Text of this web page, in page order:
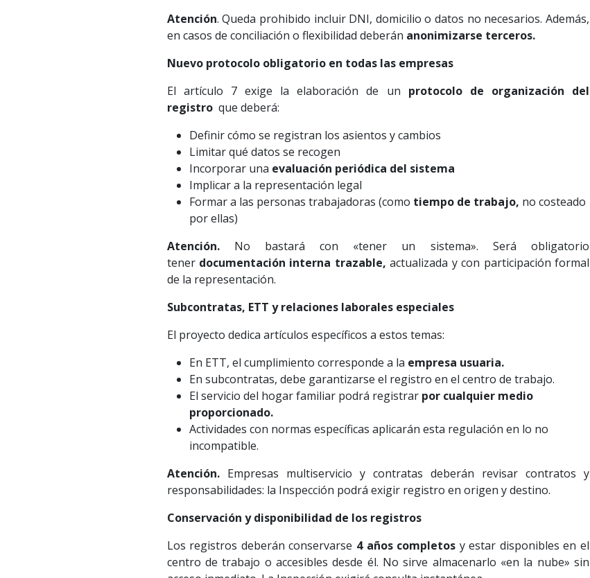
Atención. Queda prohibido incluir DNI, domicilio o datos no necesarios. Además,
en casos de conciliación o flexibilidad deberán anonimizarse terceros.
Nuevo protocolo obligatorio en todas las empresas
El artículo 7 exige la elaboración de un protocolo de organización del
registroque deberá:
Definir cómo se registran los asientos y cambios
Limitar qué datos se recogen
Incorporar una evaluación periódica del sistema
Implicar a la representación legal
Formar a las personas trabajadoras (como tiempo de trabajo, no costeado
por ellas)
Atención. No bastará con «tener un sistema». Será obligatorio
tener documentación interna trazable,actualizada y con participación formal
de la representación.
Subcontratas, ETT y relaciones laborales especiales
El proyecto dedica artículos específicos a estos temas:
En ETT, el cumplimiento corresponde a la empresa usuaria.
En subcontratas, debe garantizarse el registro en el centro de trabajo.
El servicio del hogar familiar podrá registrar por cualquier medio
proporcionado.
Actividades con normas específicas aplicarán esta regulación en lo no
incompatible.
Atención.Empresas multiservicio y contratas deberán revisar contratos y
responsabilidades: la Inspección podrá exigir registro en origen y destino.
Conservación y disponibilidad de los registros
Los registros deberán conservarse 4 años completos y estar disponibles en el
centro de trabajo o accesibles desde él. No sirve almacenarlo «en la nube» sin